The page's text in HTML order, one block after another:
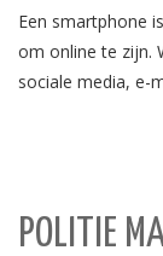
Een smartphone
om online te zijn.
sociale media, e-
POLITIE